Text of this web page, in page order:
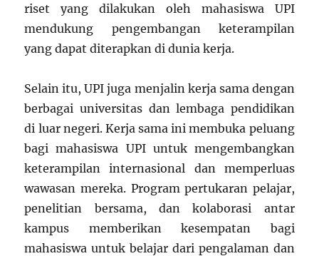
riset yang dilakukan oleh mahasiswa UPI
mendukung pengembangan keterampilan
yang dapat diterapkan di dunia kerja.
Selain itu, UPI juga menjalin kerja sama dengan
berbagai universitas dan lembaga pendidikan
di luar negeri. Kerja sama ini membuka peluang
bagi mahasiswa UPI untuk mengembangkan
keterampilan internasional dan memperluas
wawasan mereka. Program pertukaran pelajar,
penelitian bersama, dan kolaborasi antar
kampus memberikan kesempatan bagi
mahasiswa untuk belajar dari pengalaman dan